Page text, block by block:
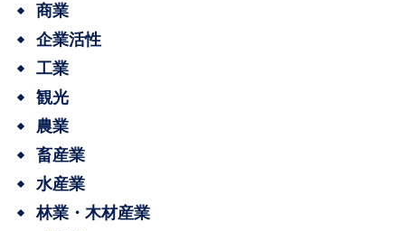
商業
企業活性
工業
観光
農業
畜産業
水産業
林業・木材産業